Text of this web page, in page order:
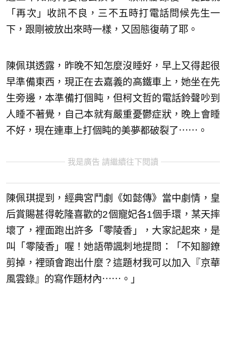
「再次」收訊不良，三不五時打電話問候先生一
下，跟剛被放出來時一樣，又固態復萌了耶。
陳佩琪透露，昨晚不知怎麼沒睡好，早上又得起很
早準備東西，現正在去嘉義的高鐵車上，她坐在先
生旁邊，本準備打個盹，但柯文哲的電話鈴聲吵到
人睡不著覺，自己本就有嚴重憂鬱症狀，晚上會睡
不好，現在連車上打個盹的美夢都破裂了⋯⋯。
我是廣告 請繼續往下閱讀
陳佩琪提到，經典宮鬥劇《如懿傳》當中劇情，皇
后賞賜甚得乾隆喜歡的2個寵妃各1個手環，某天摔
壞了，裡面跑出許多「零陵香」，大家記起來，是
叫「零陵香」喔！她語帶諷刺地提問：「不知腳鐐
剪掉，裡頭會跑出什麼？這題材我可以加入『京華
風雲錄』的寫作題材內⋯⋯。」